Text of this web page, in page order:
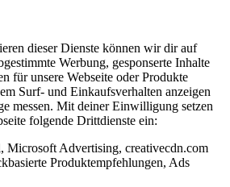
dieser Dienste können wir dir auf
Werbung, gesponserte Inhalte
für unsere Webseite oder Produkte
Surf- und Einkaufsverhalten anzeigen
messen. Mit deiner Einwilligung setzen
folgende Drittdienste ein:
Microsoft Advertising, creativecdn.com
Produktempfehlungen, Ads